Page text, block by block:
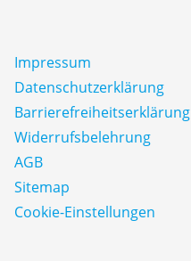
Impressum
Datenschutz­erklärung
Barrierefreiheitserklärung
Widerrufsbelehrung
AGB
Sitemap
Cookie-Einstellungen